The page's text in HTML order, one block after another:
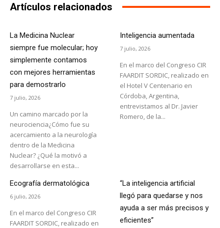
Artículos relacionados
La Medicina Nuclear
siempre fue molecular; hoy
simplemente contamos
con mejores herramientas
para demostrarlo
7 julio, 2026
Un camino marcado por la
neurociencia¿Cómo fue su
acercamiento a la neurología
dentro de la Medicina
Nuclear? ¿Qué la motivó a
desarrollarse en esta...
Inteligencia aumentada
7 julio, 2026
En el marco del Congreso CIR
FAARDIT SORDIC, realizado en
el Hotel V Centenario en
Córdoba, Argentina,
entrevistamos al Dr. Javier
Romero, de la...
Ecografía dermatológica
6 julio, 2026
En el marco del Congreso CIR
FAARDIT SORDIC, realizado en
“La inteligencia artificial
llegó para quedarse y nos
ayuda a ser más precisos y
eficientes”